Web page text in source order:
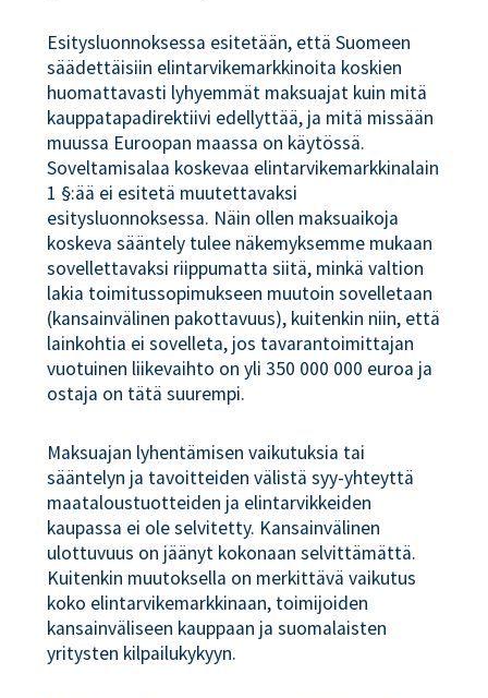
Esitysluonnoksessa esitetään, että Suomeen
säädettäisiin elintarvikemarkkinoita koskien
huomattavasti lyhyemmät maksuajat kuin mitä
kauppatapadirektiivi edellyttää, ja mitä missään
muussa Euroopan maassa on käytössä.
Soveltamisalaa koskevaa elintarvikemarkkinalain
1 §:ää ei esitetä muutettavaksi
esitysluonnoksessa. Näin ollen maksuaikoja
koskeva sääntely tulee näkemyksemme mukaan
sovellettavaksi riippumatta siitä, minkä valtion
lakia toimitussopimukseen muutoin sovelletaan
(kansainvälinen pakottavuus), kuitenkin niin, että
lainkohtia ei sovelleta, jos tavarantoimittajan
vuotuinen liikevaihto on yli 350 000 000 euroa ja
ostaja on tätä suurempi.
Maksuajan lyhentämisen vaikutuksia tai
sääntelyn ja tavoitteiden välistä syy-yhteyttä
maataloustuotteiden ja elintarvikkeiden
kaupassa ei ole selvitetty. Kansainvälinen
ulottuvuus on jäänyt kokonaan selvittämättä.
Kuitenkin muutoksella on merkittävä vaikutus
koko elintarvikemarkkinaan, toimijoiden
kansainväliseen kauppaan ja suomalaisten
yritysten kilpailukykyyn.